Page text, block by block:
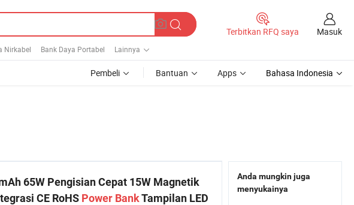
Nirkabel Bank Daya Portabel Lainnya
Terbitkan RFQ saya Masuk
Pembeli Bantuan Apps Bahasa Indonesia
65W Pengisian Cepat 15W Magnetik
CE RoHS Power BankTampilan LED
Anda mungkin juga
menyukainya